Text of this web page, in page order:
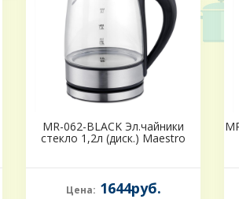
MR-062-BLACK Эл.чайники
стекло 1,2л (диск.) Maestro
Цена: 1644руб.